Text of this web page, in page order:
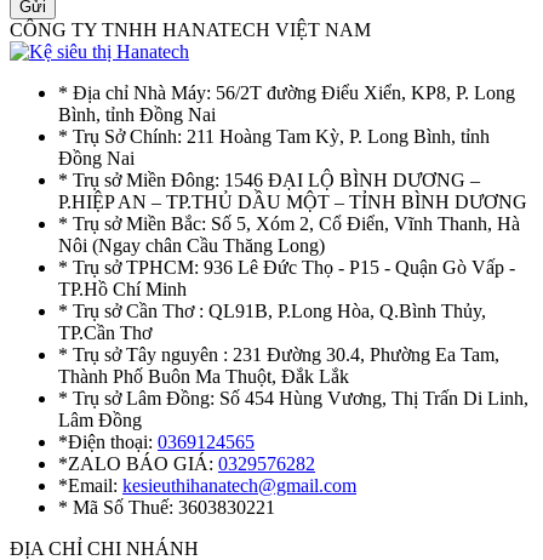
Gửi
CÔNG TY TNHH HANATECH VIỆT NAM
* Địa chỉ Nhà Máy: 56/2T đường Điểu Xiển, KP8, P. Long
Bình, tỉnh Đồng Nai
* Trụ Sở Chính: 211 Hoàng Tam Kỳ, P. Long Bình, tỉnh
Đồng Nai
* Trụ sở Miền Đông: 1546 ĐẠI LỘ BÌNH DƯƠNG –
P.HIỆP AN – TP.THỦ DẦU MỘT – TỈNH BÌNH DƯƠNG
* Trụ sở Miền Bắc: Số 5, Xóm 2, Cổ Điển, Vĩnh Thanh, Hà
Nôi (Ngay chân Cầu Thăng Long)
* Trụ sở TPHCM: 936 Lê Đức Thọ - P15 - Quận Gò Vấp -
TP.Hồ Chí Minh
* Trụ sở Cần Thơ : QL91B, P.Long Hòa, Q.Bình Thủy,
TP.Cần Thơ
* Trụ sở Tây nguyên : 231 Đường 30.4, Phường Ea Tam,
Thành Phố Buôn Ma Thuột, Đắk Lắk
* Trụ sở Lâm Đồng: Số 454 Hùng Vương, Thị Trấn Di Linh,
Lâm Đồng
*Điện thoại: 0369124565
*ZALO BÁO GIÁ: 0329576282
*Email: kesieuthihanatech@gmail.com
* Mã Số Thuế: 3603830221
ĐỊA CHỈ CHI NHÁNH